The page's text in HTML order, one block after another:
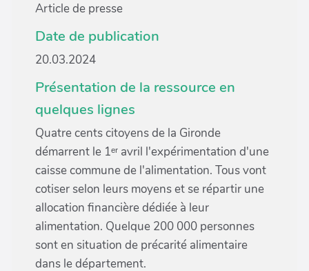
Article de presse
Date de publication
20.03.2024
Présentation de la ressource en
quelques lignes
Quatre cents citoyens de la Gironde
démarrent le 1ᵉʳ avril l'expérimentation d'une
caisse commune de l'alimentation. Tous vont
cotiser selon leurs moyens et se répartir une
allocation financière dédiée à leur
alimentation. Quelque 200 000 personnes
sont en situation de précarité alimentaire
dans le département.